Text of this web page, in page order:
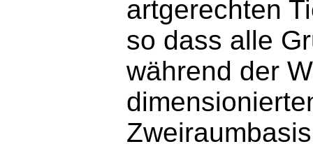
artgerechten
so dass alle
während der